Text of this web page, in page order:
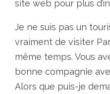
site web pour plus
Je ne suis pas un
vraiment de visiter
même temps. Vous
bonne compagnie
Alors que puis-je